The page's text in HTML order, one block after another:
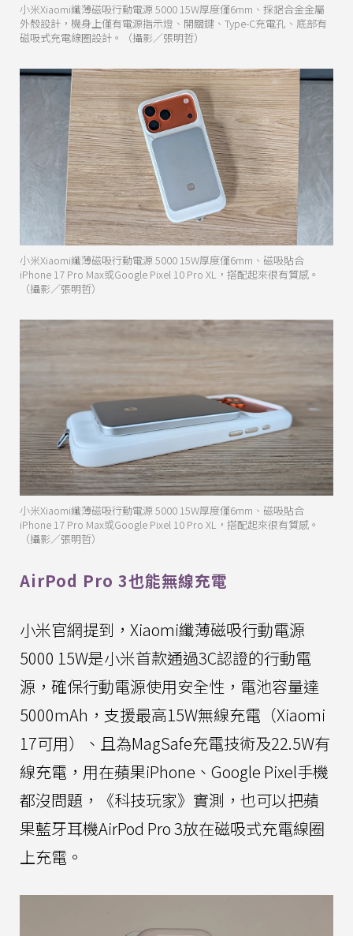
小米Xiaomi纖薄磁吸行動電源 5000 15W厚度僅6mm、採鋁合金金屬
外殼設計，機身上僅有電源指示燈、開關鍵、Type-C充電孔、底部有
磁吸式充電線圈設計。（攝影／張明哲）
小米Xiaomi纖薄磁吸行動電源 5000 15W厚度僅6mm、磁吸貼合
iPhone 17 Pro Max或Google Pixel 10 Pro XL，搭配起來很有質感。
（攝影／張明哲）
小米Xiaomi纖薄磁吸行動電源 5000 15W厚度僅6mm、磁吸貼合
iPhone 17 Pro Max或Google Pixel 10 Pro XL，搭配起來很有質感。
（攝影／張明哲）
AirPod Pro 3也能無線充電
小米官網提到，Xiaomi纖薄磁吸行動電源
5000 15W是小米首款通過3C認證的行動電
源，確保行動電源使用安全性，電池容量達
5000mAh，支援最高15W無線充電（Xiaomi
17可用）、且為MagSafe充電技術及22.5W有
線充電，用在蘋果iPhone、Google Pixel手機
都沒問題，《科技玩家》實測，也可以把蘋
果藍牙耳機AirPod Pro 3放在磁吸式充電線圈
上充電。